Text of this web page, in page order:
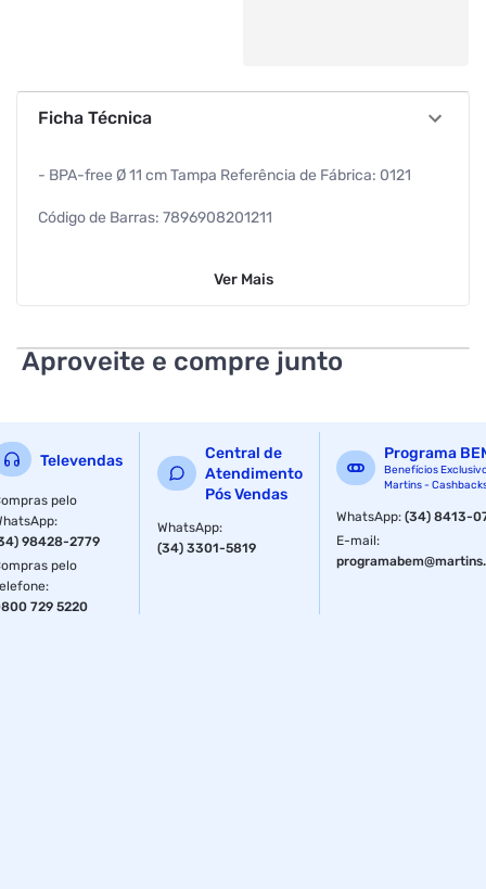
Ficha Técnica
- BPA-free Ø 11 cm Tampa Referência de Fábrica: 0121
Código de Barras: 7896908201211
Peso Bruto: 98,16 g
Ver Mais
Aproveite e compre junto
Televendas
pelo
:
98428-2779
pelo
:
729 5220
Central de
Atendimento
Pós Vendas
WhatsApp:
(34) 3301-5819
Programa
Benefícios
Martins -
WhatsApp:(34) 8413-
E-mail: